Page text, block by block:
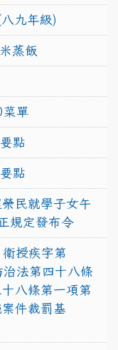
九年級)
蒸飯
單
點
點
民就學子女午
規定發布令
授疾字第
法第四十八條
八條第一項第
件裁罰基